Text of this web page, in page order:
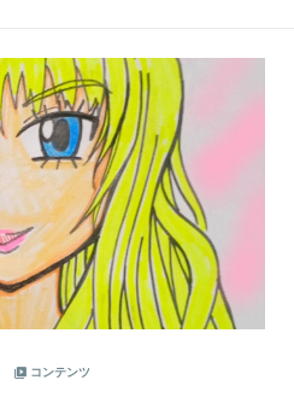
コンテンツ